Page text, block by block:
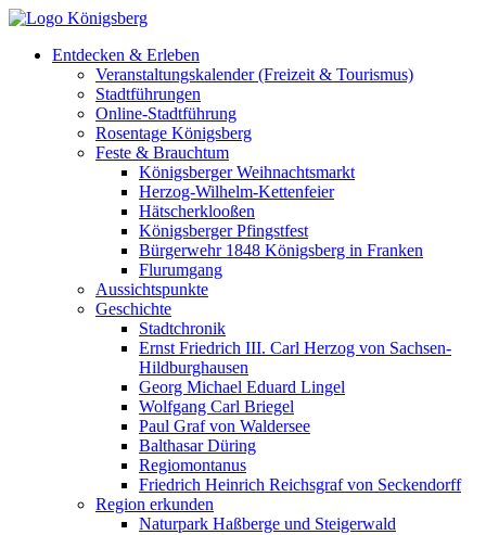
Entdecken & Erleben
Veranstaltungskalender (Freizeit & Tourismus)
Stadtführungen
Online-Stadtführung
Rosentage Königsberg
Feste & Brauchtum
Königsberger Weihnachtsmarkt
Herzog-Wilhelm-Kettenfeier
Hätscherklooßen
Königsberger Pfingstfest
Bürgerwehr 1848 Königsberg in Franken
Flurumgang
Aussichtspunkte
Geschichte
Stadtchronik
Ernst Friedrich III. Carl Herzog von Sachsen-
Hildburghausen
Georg Michael Eduard Lingel
Wolfgang Carl Briegel
Paul Graf von Waldersee
Balthasar Düring
Regiomontanus
Friedrich Heinrich Reichsgraf von Seckendorff
Region erkunden
Naturpark Haßberge und Steigerwald